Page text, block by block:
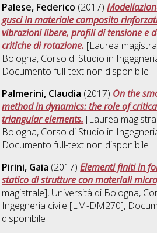
Palese, Federico (2017)
gusci in materiale composito
vibrazioni libere, profili di tensione e
critiche di rotazione. [Laurea
Bologna, Corso di Studio in
Documento full-text non disponibile
Palmerini, Claudia (2017) On the
method in dynamics: the role of
triangular elements. [Laurea
Bologna, Corso di Studio in
Documento full-text non disponibile
Pirini, Gaia (2017)Elementi finiti in
statico di strutture con materiali
magistrale], Università di Bologna,
Ingegneria civile [LM-DM270],
disponibile